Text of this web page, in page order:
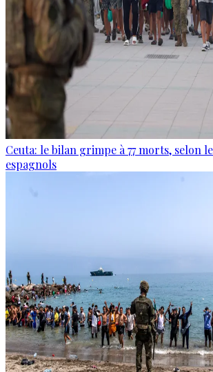
Ceuta: le bilan grimpe à 77 morts, selon
espagnols